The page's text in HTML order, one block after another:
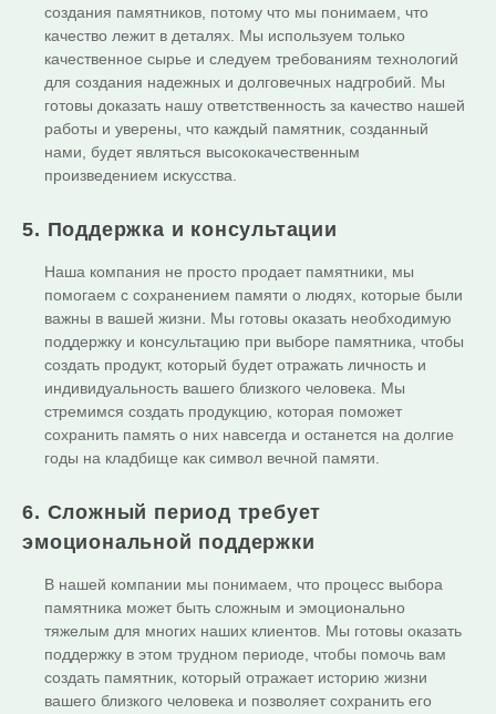
создания памятников, потому что мы понимаем, что
качество лежит в деталях. Мы используем только
качественное сырье и следуем требованиям технологий
для создания надежных и долговечных надгробий. Мы
готовы доказать нашу ответственность за качество нашей
работы и уверены, что каждый памятник, созданный
нами, будет являться высококачественным
произведением искусства.
5. Поддержка и консультации
Наша компания не просто продает памятники, мы
помогаем с сохранением памяти о людях, которые были
важны в вашей жизни. Мы готовы оказать необходимую
поддержку и консультацию при выборе памятника, чтобы
создать продукт, который будет отражать личность и
индивидуальность вашего близкого человека. Мы
стремимся создать продукцию, которая поможет
сохранить память о них навсегда и останется на долгие
годы на кладбище как символ вечной памяти.
6. Сложный период требует
эмоциональной поддержки
В нашей компании мы понимаем, что процесс выбора
памятника может быть сложным и эмоционально
тяжелым для многих наших клиентов. Мы готовы оказать
поддержку в этом трудном периоде, чтобы помочь вам
создать памятник, который отражает историю жизни
вашего близкого человека и позволяет сохранить его